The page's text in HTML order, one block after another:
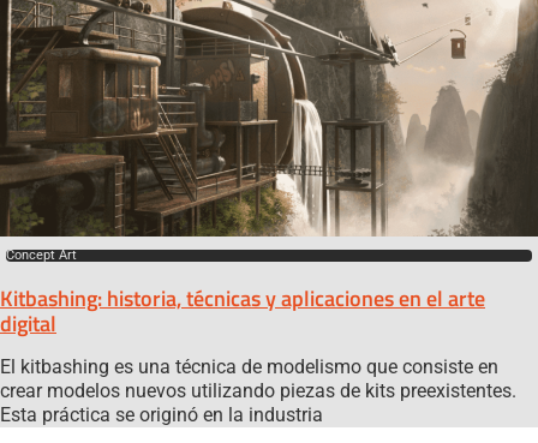
Concept Art
Kitbashing: historia, técnicas y aplicaciones en el arte
digital
El kitbashing es una técnica de modelismo que consiste en
crear modelos nuevos utilizando piezas de kits preexistentes.
Esta práctica se originó en la industria